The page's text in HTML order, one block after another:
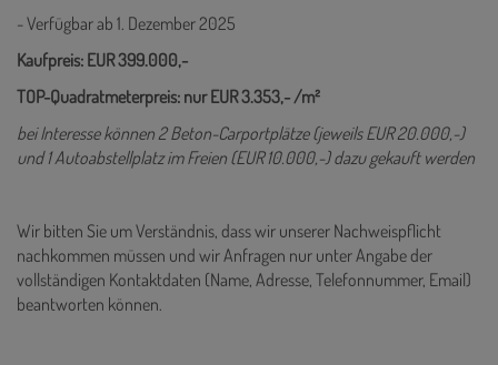
- Verfügbar ab 1. Dezember 2025
Kaufpreis: EUR 399.000,-
TOP-Quadratmeterpreis: nur EUR 3.353,- /m²
bei Interesse können 2 Beton-Carportplätze (jeweils EUR 20.000,-)
und 1 Autoabstellplatz im Freien (EUR 10.000,-) dazu gekauft werden
Wir bitten Sie um Verständnis, dass wir unserer Nachweispflicht
nachkommen müssen und wir Anfragen nur unter Angabe der
vollständigen Kontaktdaten (Name, Adresse, Telefonnummer, Email)
beantworten können.